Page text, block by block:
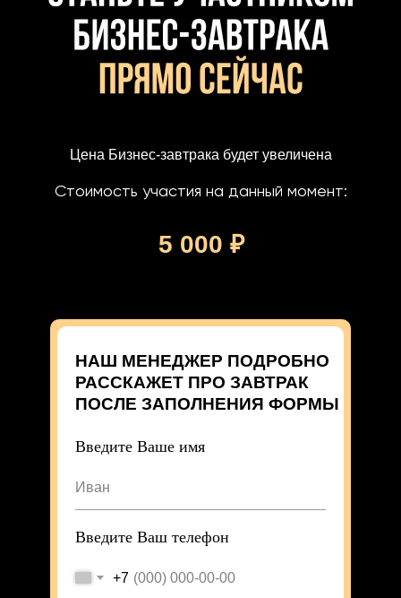
Введите Ваше имя
Введите Ваш телефон
+7
НАШ МЕНЕДЖЕР ПОДРОБНО
РАССКАЖЕТ ПРО ЗАВТРАК
ПОСЛЕ ЗАПОЛНЕНИЯ ФОРМЫ
Стоимость участия на данный момент:
Цена Бизнес-завтрака будет увеличена
5 000 ₽